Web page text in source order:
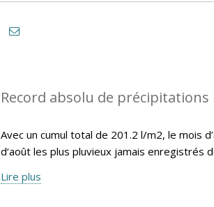
Record absolu de précipitations
Avec un cumul total de 201.2 l/m2, le mois
d‘août les plus pluvieux jamais enregistrés
Lire plus